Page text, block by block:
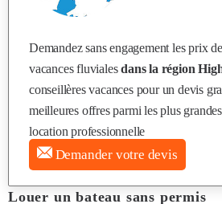
Demandez sans engagement les prix
vacances fluvialesdans la région
conseillères vacances pour un devis
meilleures offres parmi les plus
location professionnelle
Demander votre devis
Louer un bateau sans permis